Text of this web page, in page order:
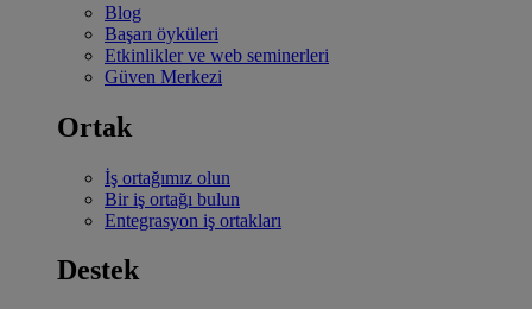
Blog
Başarı öyküleri
Etkinlikler ve web seminerleri
Güven Merkezi
Ortak
İş ortağımız olun
Bir iş ortağı bulun
Entegrasyon iş ortakları
Destek